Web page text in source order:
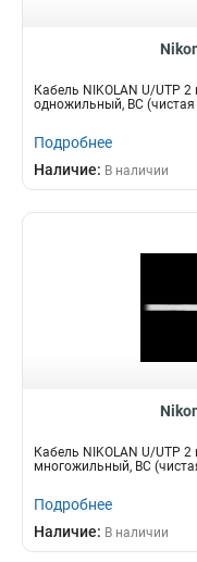
Кабель NIKOLAN U/UTP
одножильный, BC (чистая
Подробнее
Наличие: В наличии
Кабель NIKOLAN U/UTP
многожильный, BC
Подробнее
Наличие: В наличии